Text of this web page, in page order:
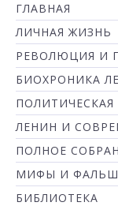
ГЛАВНАЯ
ЛИЧНАЯ ЖИЗНЬ
РЕВОЛЮЦИЯ И
БИОХРОНИКА
ЛЕНИН И
ПОЛНОЕ
МИФЫ И
БИБЛИОТЕКА